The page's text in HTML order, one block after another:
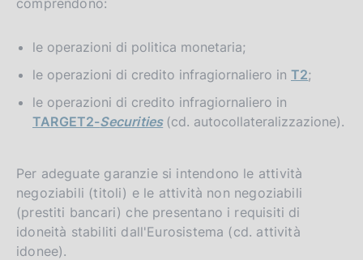
le operazioni di politica monetaria;
le operazioni di credito infragiornaliero in T2;
le operazioni di credito infragiornaliero in
TARGET2-Securities (cd. autocollateralizzazione).
Per adeguate garanzie si intendono le attività
negoziabili (titoli) e le attività non negoziabili
(prestiti bancari) che presentano i requisiti di
idoneità stabiliti dall'Eurosistema (cd. attività
idonee).